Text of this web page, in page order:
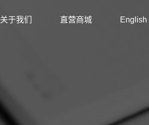
关于我们 直营商城 English